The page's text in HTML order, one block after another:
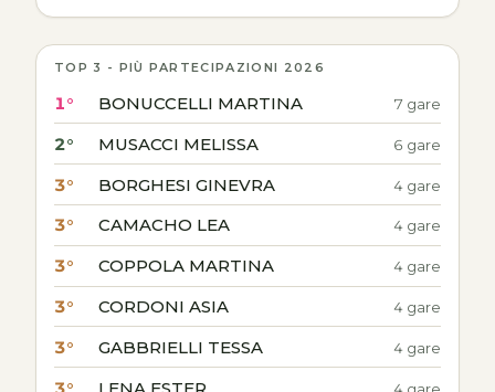
TOP 3 - PIÙ PARTECIPAZIONI 2026
1° BONUCCELLI MARTINA 7 gare
2° MUSACCI MELISSA 6 gare
3° BORGHESI GINEVRA 4 gare
3° CAMACHO LEA 4 gare
3° COPPOLA MARTINA 4 gare
3° CORDONI ASIA 4 gare
3° GABBRIELLI TESSA 4 gare
3° LENA ESTER 4 gare